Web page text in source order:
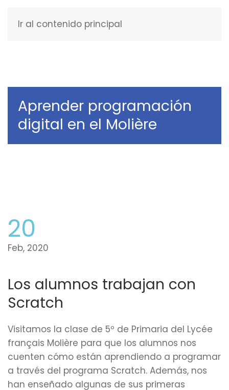
Ir al contenido principal
Aprender programación
digital en el Molière
20
Feb, 2020
Los alumnos trabajan con
Scratch
Visitamos la clase de 5º de Primaria del Lycée
français Molière para que los alumnos nos
cuenten cómo están aprendiendo a programar
a través del programa Scratch. Además, nos
han enseñado algunas de sus primeras